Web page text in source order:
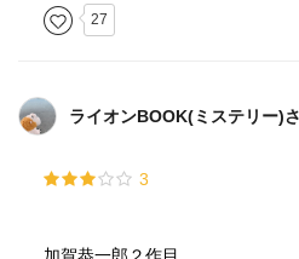
- 『秘密』『白夜行』『容疑者X
- 直木賞・日本推理作家協会賞
賞歴多数。
- 2023年には著作100冊到達＆累
昔から母に男の人は本気になる
と言われていたけれど、今作を
その後の展開を想像すると切なく
27
ライオンBOOK(ミステリー)
3